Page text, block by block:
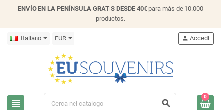
ENVÍO EN LA PENÍNSULA GRATIS DESDE 40€ para más de 10.000
productos.
Italiano EUR
view_headline search
person Accedi
0